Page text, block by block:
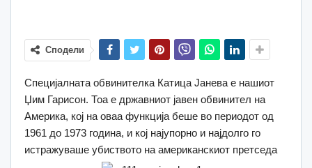
Сподели
Специјалната обвинителка Катица Јанева е нашиот
Џим Гарисон. Тоа е државниот јавен обвинител на
Америка, кој на оваа функција беше во периодот од
1961 до 1973 година, и кој најупорно и најдолго го
истражуваше убиството на американскиот претседа